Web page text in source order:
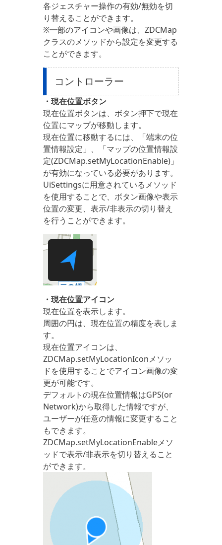
各ジェスチャー操作の有効/無効を切
り替えることができます。
※一部のアイコンや画像は、ZDCMap
クラスのメソッドから設定を変更する
ことができます。
コントローラー
・現在位置ボタン
現在位置ボタンは、ボタン押下で現在
位置にマップが移動します。
現在位置に移動するには、「端末の位
置情報設定」、「マップの位置情報設
定(ZDCMap.setMyLocationEnable)」
が有効になっている必要があります。
UiSettingsに用意されているメソッド
を使用することで、ボタン画像や表示
位置の変更、表示/非表示の切り替え
を行うことができます。
・現在位置アイコン
現在位置を表示します。
周囲の円は、現在位置の精度を表しま
す。
現在位置アイコンは、
ZDCMap.setMyLocationIconメソッ
ドを使用することでアイコン画像の変
更が可能です。
デフォルトの現在位置情報はGPS(or
Network)から取得した情報ですが、
ユーザーが任意の情報に変更すること
もできます。
ZDCMap.setMyLocationEnableメソ
ッドで表示/非表示を切り替えること
ができます。